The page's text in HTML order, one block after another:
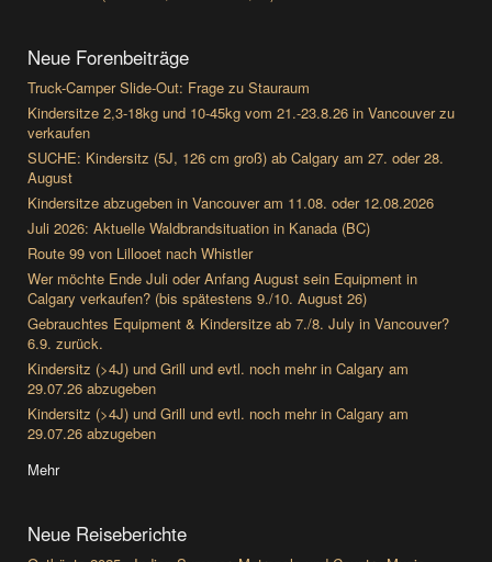
Neue Forenbeiträge
Truck-Camper Slide-Out: Frage zu Stauraum
Kindersitze 2,3-18kg und 10-45kg vom 21.-23.8.26 in Vancouver zu
verkaufen
SUCHE: Kindersitz (5J, 126 cm groß) ab Calgary am 27. oder 28.
August
Kindersitze abzugeben in Vancouver am 11.08. oder 12.08.2026
Juli 2026: Aktuelle Waldbrandsituation in Kanada (BC)
Route 99 von Lillooet nach Whistler
Wer möchte Ende Juli oder Anfang August sein Equipment in
Calgary verkaufen? (bis spätestens 9./10. August 26)
Gebrauchtes Equipment & Kindersitze ab 7./8. July in Vancouver?
6.9. zurück.
Kindersitz (>4J) und Grill und evtl. noch mehr in Calgary am
29.07.26 abzugeben
Kindersitz (>4J) und Grill und evtl. noch mehr in Calgary am
29.07.26 abzugeben
Mehr
Neue Reiseberichte